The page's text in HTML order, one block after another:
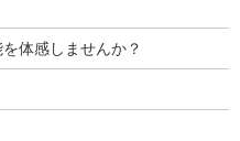
体感しませんか？